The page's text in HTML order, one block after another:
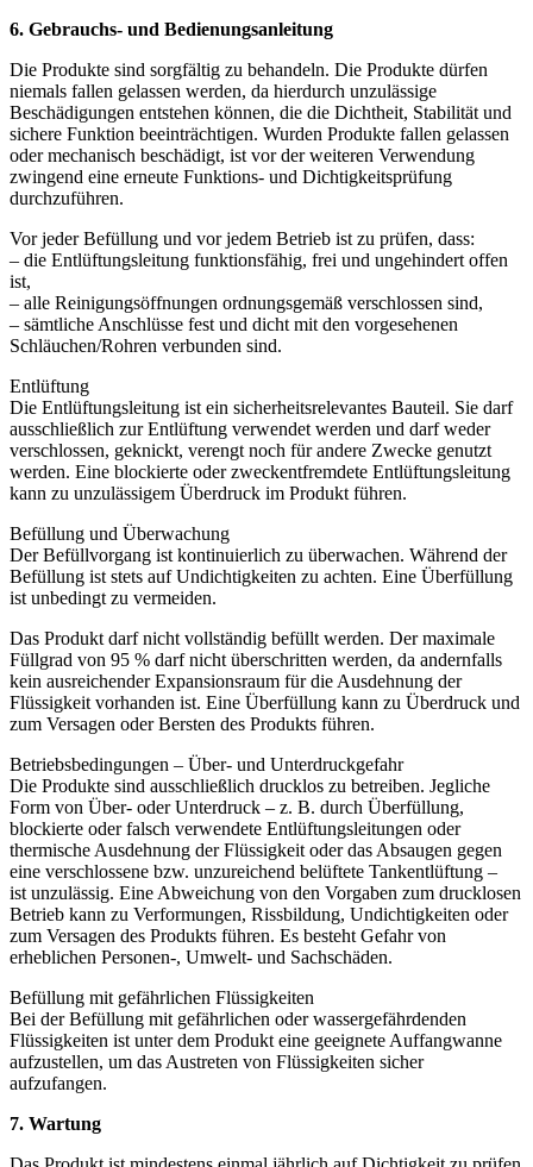
6. Gebrauchs- und Bedienungsanleitung
Die Produkte sind sorgfältig zu behandeln. Die Produkte dürfen
niemals fallen gelassen werden, da hierdurch unzulässige
Beschädigungen entstehen können, die die Dichtheit, Stabilität und
sichere Funktion beeinträchtigen. Wurden Produkte fallen gelassen
oder mechanisch beschädigt, ist vor der weiteren Verwendung
zwingend eine erneute Funktions- und Dichtigkeitsprüfung
durchzuführen.
Vor jeder Befüllung und vor jedem Betrieb ist zu prüfen, dass:
– die Entlüftungsleitung funktionsfähig, frei und ungehindert offen
ist,
– alle Reinigungsöffnungen ordnungsgemäß verschlossen sind,
– sämtliche Anschlüsse fest und dicht mit den vorgesehenen
Schläuchen/Rohren verbunden sind.
Entlüftung
Die Entlüftungsleitung ist ein sicherheitsrelevantes Bauteil. Sie darf
ausschließlich zur Entlüftung verwendet werden und darf weder
verschlossen, geknickt, verengt noch für andere Zwecke genutzt
werden. Eine blockierte oder zweckentfremdete Entlüftungsleitung
kann zu unzulässigem Überdruck im Produkt führen.
Befüllung und Überwachung
Der Befüllvorgang ist kontinuierlich zu überwachen. Während der
Befüllung ist stets auf Undichtigkeiten zu achten. Eine Überfüllung
ist unbedingt zu vermeiden.
Das Produkt darf nicht vollständig befüllt werden. Der maximale
Füllgrad von 95 % darf nicht überschritten werden, da andernfalls
kein ausreichender Expansionsraum für die Ausdehnung der
Flüssigkeit vorhanden ist. Eine Überfüllung kann zu Überdruck und
zum Versagen oder Bersten des Produkts führen.
Betriebsbedingungen – Über- und Unterdruckgefahr
Die Produkte sind ausschließlich drucklos zu betreiben. Jegliche
Form von Über- oder Unterdruck – z. B. durch Überfüllung,
blockierte oder falsch verwendete Entlüftungsleitungen oder
thermische Ausdehnung der Flüssigkeit oder das Absaugen gegen
eine verschlossene bzw. unzureichend belüftete Tankentlüftung –
ist unzulässig. Eine Abweichung von den Vorgaben zum drucklosen
Betrieb kann zu Verformungen, Rissbildung, Undichtigkeiten oder
zum Versagen des Produkts führen. Es besteht Gefahr von
erheblichen Personen-, Umwelt- und Sachschäden.
Befüllung mit gefährlichen Flüssigkeiten
Bei der Befüllung mit gefährlichen oder wassergefährdenden
Flüssigkeiten ist unter dem Produkt eine geeignete Auffangwanne
aufzustellen, um das Austreten von Flüssigkeiten sicher
aufzufangen.
7. Wartung